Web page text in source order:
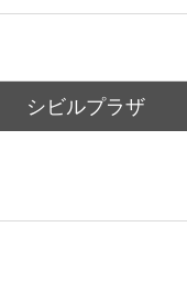
シビルプラザ